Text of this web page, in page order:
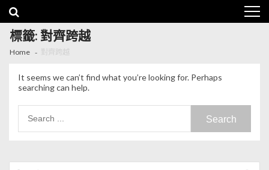
Skip to navigation
Skip to content
標籤: 對齊跨越
Home 對齊跨越
It seems we can’t find what you’re looking for. Perhaps
searching can help.